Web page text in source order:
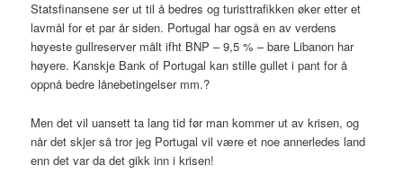
Statsfinansene ser ut til å bedres og turisttrafikken øker etter et
lavmål for et par år siden. Portugal har også en av verdens
høyeste gullreserver målt ifht BNP – 9,5 % – bare Libanon har
høyere. Kanskje Bank of Portugal kan stille gullet i pant for å
oppnå bedre lånebetingelser mm.?
Men det vil uansett ta lang tid før man kommer ut av krisen, og
når det skjer så tror jeg Portugal vil være et noe annerledes land
enn det var da det gikk inn i krisen!